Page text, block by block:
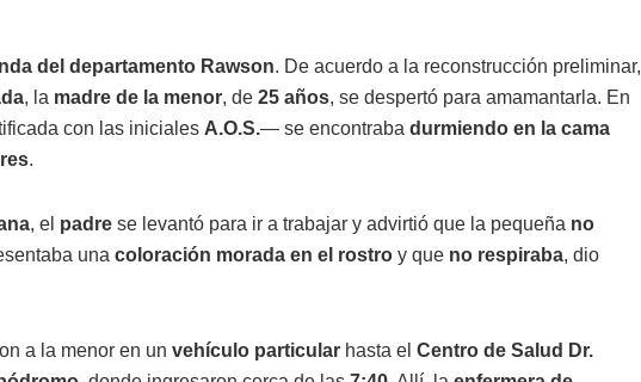
del departamento Rawson. De acuerdo a la reconstrucción preliminar,
, la madre de la menor, de 25 años, se despertó para amamantarla. En
con las iniciales A.O.S.— se encontraba durmiendo en la cama
.
, el padre se levantó para ir a trabajar y advirtió que la pequeña no
una coloración morada en el rostro y que no respiraba, dio
a la menor en un vehículo particular hasta el Centro de Salud Dr.